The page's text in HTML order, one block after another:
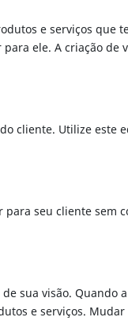
e serviços que
ele. A criação
cliente. Utilize este
seu cliente sem
sua visão. Quando
e serviços. Mudar